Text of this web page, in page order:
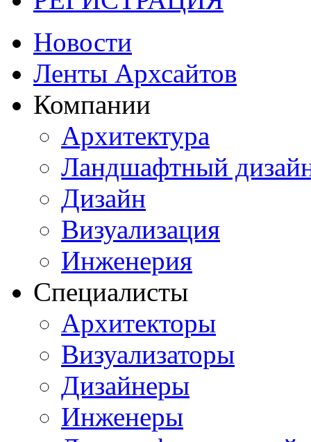
Новости
Ленты Архсайтов
Компании
Архитектура
Ландшафтный
Дизайн
Визуализация
Инженерия
Специалисты
Архитекторы
Визуализаторы
Дизайнеры
Инженеры